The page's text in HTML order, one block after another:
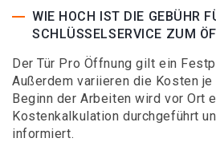
WIE HOCH IST DIE GEBÜHR
SCHLÜSSELSERVICE ZUM
Der Tür Pro Öffnung gilt ein
Außerdem variieren die Kosten je
Beginn der Arbeiten wird vor Ort
Kostenkalkulation durchgeführt
informiert.